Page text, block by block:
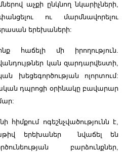
աչքի ընկնող նկարիչների,
ու մարմնավորելու
երեխաների:
հաճելի մի իրողություն.
կան զարդարվեստի,
խեցեգործության ոլորտում:
դպրոցի օրինակը բավարար
հիմքում ոգեշնչվածությունն է,
երեխաներ նվաճել են
բարձունքներ,